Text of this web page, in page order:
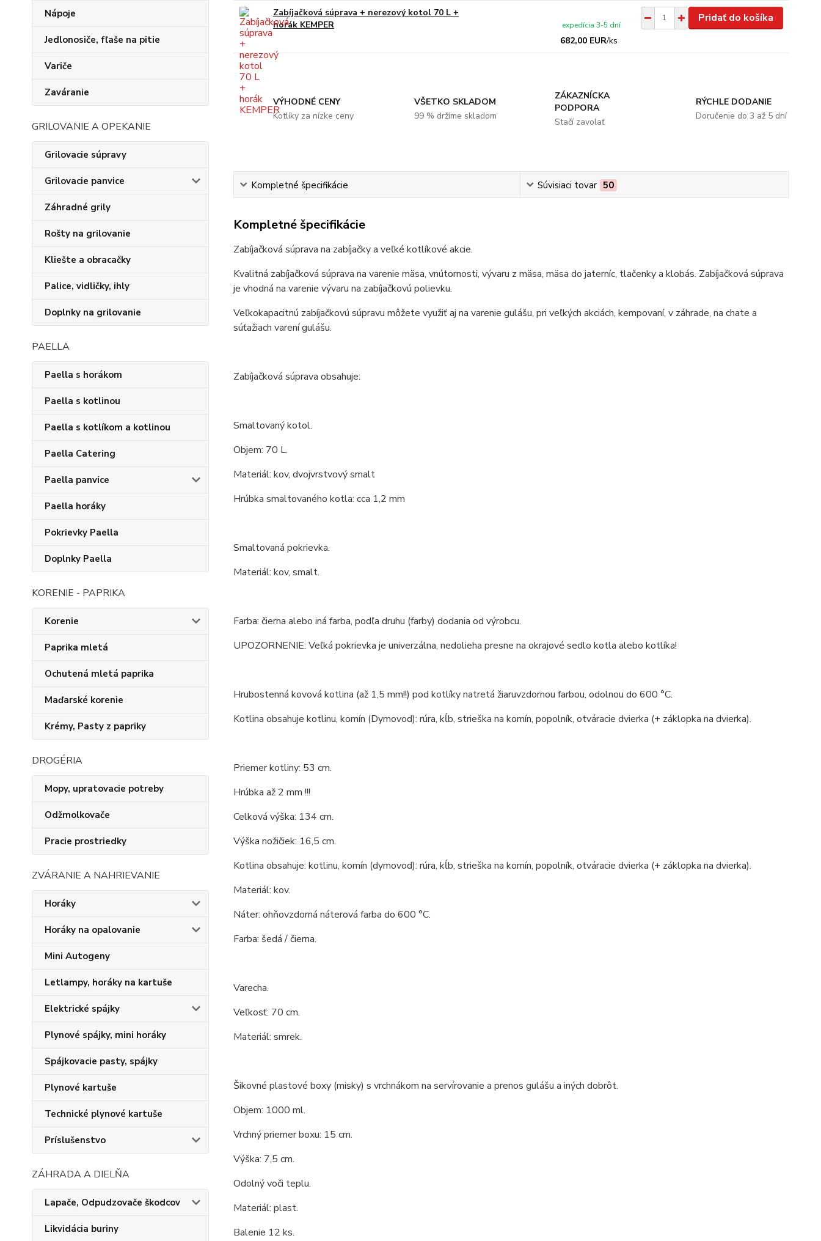
Nápoje
Jedlonosiče, fľaše na pitie
Variče
Zaváranie
GRILOVANIE A OPEKANIE
Grilovacie súpravy
Grilovacie panvice
Záhradné grily
Rošty na grilovanie
Kliešte a obracačky
Palice, vidličky, ihly
Doplnky na grilovanie
PAELLA
Paella s horákom
Paella s kotlinou
Paella s kotlíkom a kotlinou
Paella Catering
Paella panvice
Paella horáky
Pokrievky Paella
Doplnky Paella
KORENIE - PAPRIKA
Korenie
Paprika mletá
Ochutená mletá paprika
Maďarské korenie
Krémy, Pasty z papriky
DROGÉRIA
Mopy, upratovacie potreby
Odžmolkovače
Pracie prostriedky
ZVÁRANIE A NAHRIEVANIE
Horáky
Horáky na opalovanie
Mini Autogeny
Letlampy, horáky na kartuše
Elektrické spájky
Plynové spájky, mini horáky
Spájkovacie pasty, spájky
Plynové kartuše
Technické plynové kartuše
Príslušenstvo
ZÁHRADA A DIELŇA
Lapače, Odpudzovače škodcov
Likvidácia buriny
Zabíjačková súprava + nerezový kotol 70 L +
horák KEMPER
682,00 EUR/ks
expedícia 3-5 dní
Pridať do košíka
VÝHODNÉ CENY
Kotlíky za nízke ceny
VŠETKO SKLADOM
99 % držíme skladom
ZÁKAZNÍCKA
PODPORA
Stačí zavolať
RÝCHLE DODANIE
Doručenie do 3 až 5 dní
Kompletné špecifikácie Súvisiaci tovar 50
Kompletné špecifikácie
Zabíjačková súprava na zabíjačky a veľké kotlíkové akcie.
Kvalitná zabíjačková súprava na varenie mäsa, vnútornosti, vývaru z mäsa, mäsa do jaterníc, tlačenky a klobás. Zabíjačková súprava
je vhodná na varenie vývaru na zabíjačkovú polievku.
Veľkokapacitnú zabíjačkovú súpravu môžete využiť aj na varenie gulášu, pri veľkých akciách, kempovaní, v záhrade, na chate a
súťažiach varení gulášu.
Zabíjačková súprava obsahuje:
Smaltovaný kotol.
Objem: 70 L.
Materiál: kov, dvojvrstvový smalt
Hrúbka smaltovaného kotla: cca 1,2 mm
Smaltovaná pokrievka.
Materiál: kov, smalt.
Farba: čierna alebo iná farba, podľa druhu (farby) dodania od výrobcu.
UPOZORNENIE: Veľká pokrievka je univerzálna, nedolieha presne na okrajové sedlo kotla alebo kotlíka!
Hrubostenná kovová kotlina (až 1,5 mm!!) pod kotlíky natretá žiaruvzdornou farbou, odolnou do 600 °C.
Kotlina obsahuje kotlinu, komín (Dymovod): rúra, kĺb, strieška na komín, popolník, otváracie dvierka (+ záklopka na dvierka).
Priemer kotliny: 53 cm.
Hrúbka až 2 mm !!!
Celková výška: 134 cm.
Výška nožičiek: 16,5 cm.
Kotlina obsahuje: kotlinu, komín (dymovod): rúra, kĺb, strieška na komín, popolník, otváracie dvierka (+ záklopka na dvierka).
Materiál: kov.
Náter: ohňovzdorná náterová farba do 600 °C.
Farba: šedá / čierna.
Varecha.
Veľkosť: 70 cm.
Materiál: smrek.
Šikovné plastové boxy (misky) s vrchnákom na servírovanie a prenos gulášu a iných dobrôt.
Objem: 1000 ml.
Vrchný priemer boxu: 15 cm.
Výška: 7,5 cm.
Odolný voči teplu.
Materiál: plast.
Balenie 12 ks.